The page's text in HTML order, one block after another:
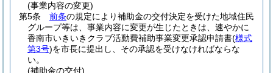
(事業内容の変更)
第5条
前条の規定により補助金の交付決定を受けた地域住民
グループ等は、事業内容に変更が生じたときは、速やかに
香南市いきいきクラブ活動費補助事業変更承認申請書(様式
第3号)を市長に提出し、その承認を受けなければならな
い。
(補助金の交付)